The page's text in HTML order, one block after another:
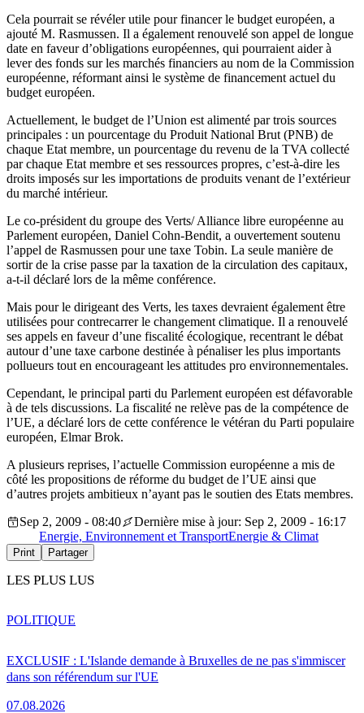
Cela pourrait se révéler utile pour financer le budget européen, a
ajouté M. Rasmussen. Il a également renouvelé son appel de longue
date en faveur d’obligations européennes, qui pourraient aider à
lever des fonds sur les marchés financiers au nom de la Commission
européenne, réformant ainsi le système de financement actuel du
budget européen.
Actuellement, le budget de l’Union est alimenté par trois sources
principales : un pourcentage du Produit National Brut (PNB) de
chaque Etat membre, un pourcentage du revenu de la TVA collecté
par chaque Etat membre et ses ressources propres, c’est-à-dire les
droits imposés sur les importations de produits venant de l’extérieur
du marché intérieur.
Le co-président du groupe des Verts/ Alliance libre européenne au
Parlement européen, Daniel Cohn-Bendit, a ouvertement soutenu
l’appel de Rasmussen pour une taxe Tobin. La seule manière de
sortir de la crise passe par la taxation de la circulation des capitaux,
a-t-il déclaré lors de la même conférence.
Mais pour le dirigeant des Verts, les taxes devraient également être
utilisées pour contrecarrer le changement climatique. Il a renouvelé
ses appels en faveur d’une fiscalité écologique, recentrant le débat
autour d’une taxe carbone destinée à pénaliser les plus importants
pollueurs tout en encourageant les attitudes pro environnementales.
Cependant, le principal parti du Parlement européen est défavorable
à de tels discussions. La fiscalité ne relève pas de la compétence de
l’UE, a déclaré lors de cette conférence le vétéran du Parti populaire
européen, Elmar Brok.
A plusieurs reprises, l’actuelle Commission européenne a mis de
côté les propositions de réforme du budget de l’UE ainsi que
d’autres projets ambitieux n’ayant pas le soutien des Etats membres.
Sep 2, 2009 - 08:40
Dernière mise à jour: Sep 2, 2009 - 16:17
Energie, Environnement et TransportEnergie & Climat
Print Partager
LES PLUS LUS
EXCLUSIF : L'Islande demande à Bruxelles de ne pas s'immiscer
dans son référendum sur l'UE
07.08.2026
POLITIQUE